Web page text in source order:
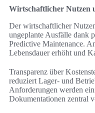
Wirtschaftlicher Nutzen
Der wirtschaftlicher
ungeplante Ausfälle dank
Predictive Maintenance.
Lebensdauer erhöht und
Transparenz über
reduziert Lager- und
Anforderungen werden
Dokumentationen zentral